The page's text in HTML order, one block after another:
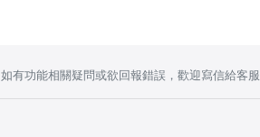
如有功能相關疑問或欲回報錯誤，歡迎寫信給客服